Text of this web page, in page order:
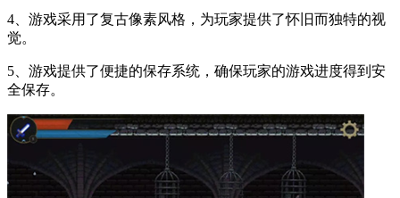
4、游戏采用了复古像素风格，为玩家提供了怀旧而独特的视
觉。
5、游戏提供了便捷的保存系统，确保玩家的游戏进度得到安
全保存。